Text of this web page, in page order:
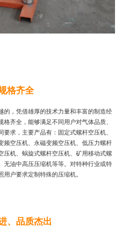
格齐全
的，凭借雄厚的技术力量和丰富的制造经
齐全，能够满足不同用户对气体品质、
求，主要产品有：固定式螺杆空压机、
频空压机、永磁变频空压机、低压力螺杆
压机、蜗旋式螺杆空压机、矿用移动式螺
无油中高压压缩机等等。对特种行业或特
户要求定制特殊的压缩机。
、品质杰出